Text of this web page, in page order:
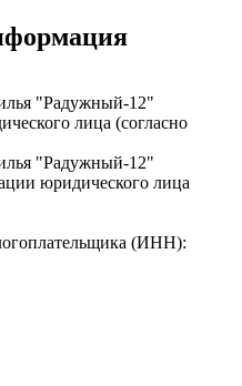
"Радужный-12"
лица (согласно
"Радужный-12"
юридического лица
(ИНН):